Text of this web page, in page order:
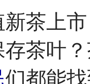
，还有农
趣运动会
体验农事
”魅力。